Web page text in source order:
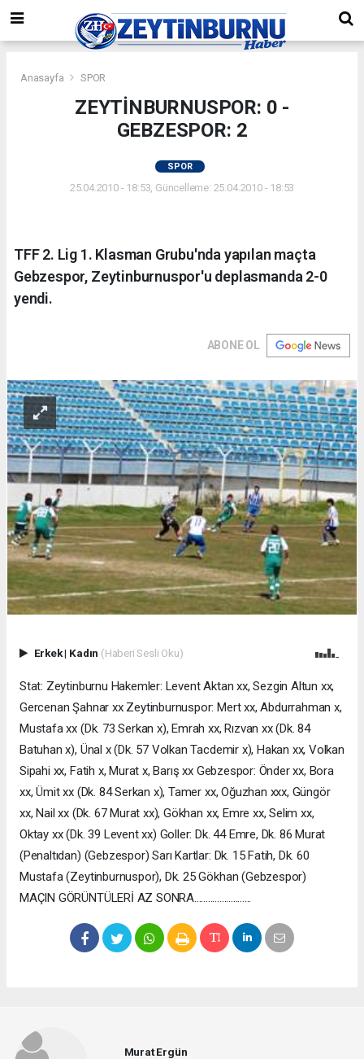
Anasayfa SPOR
ZEYTİNBURNUSPOR: 0 -
GEBZESPOR: 2
SPOR
25.04.2010 - 18:53, Güncelleme: 25.04.2010 - 18:53
TFF 2. Lig 1. Klasman Grubu'nda yapılan maçta
Gebzespor, Zeytinburnuspor'u deplasmanda 2-0
yendi.
ABONE OL
Erkek| Kadın (Haberi Sesli Oku)
Stat: Zeytinburnu Hakemler: Levent Aktan xx, Sezgin Altun xx,
Gercenan Şahnar xx Zeytinburnuspor: Mert xx, Abdurrahman x,
Mustafa xx (Dk. 73 Serkan x), Emrah xx, Rızvan xx (Dk. 84
Batuhan x), Ünal x (Dk. 57 Volkan Tacdemir x), Hakan xx, Volkan
Sipahi xx, Fatih x, Murat x, Barış xx Gebzespor: Önder xx, Bora
xx, Ümit xx (Dk. 84 Serkan x), Tamer xx, Oğuzhan xxx, Güngör
xx, Nail xx (Dk. 67 Murat xx), Gökhan xx, Emre xx, Selim xx,
Oktay xx (Dk. 39 Levent xx) Goller: Dk. 44 Emre, Dk. 86 Murat
(Penaltıdan) (Gebzespor) Sarı Kartlar: Dk. 15 Fatih, Dk. 60
Mustafa (Zeytinburnuspor), Dk. 25 Gökhan (Gebzespor)
MAÇIN GÖRÜNTÜLERİ AZ SONRA.........................
Murat Ergün